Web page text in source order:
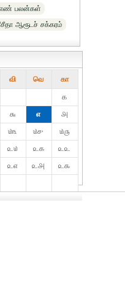
எண் பலன்கள்
ஆரூடச் சக்கரம்
வி வெ கா
௧
௬ ௭
௮
௰௩ ௰௪
௰௫
௨௰ ௨௧
௨௨
௨௭ ௨௮
௨௯